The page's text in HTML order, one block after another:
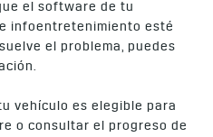
el software de tu
infoentretenimiento esté
el problema, puedes
vehículo es elegible para
o consultar el progreso de